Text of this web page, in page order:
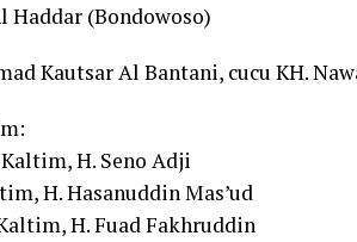
Haddar (Bondowoso)
Kautsar Al Bantani, cucu KH.
H. Seno Adji
H. Hasanuddin Mas’ud
H. Fuad Fakhruddin